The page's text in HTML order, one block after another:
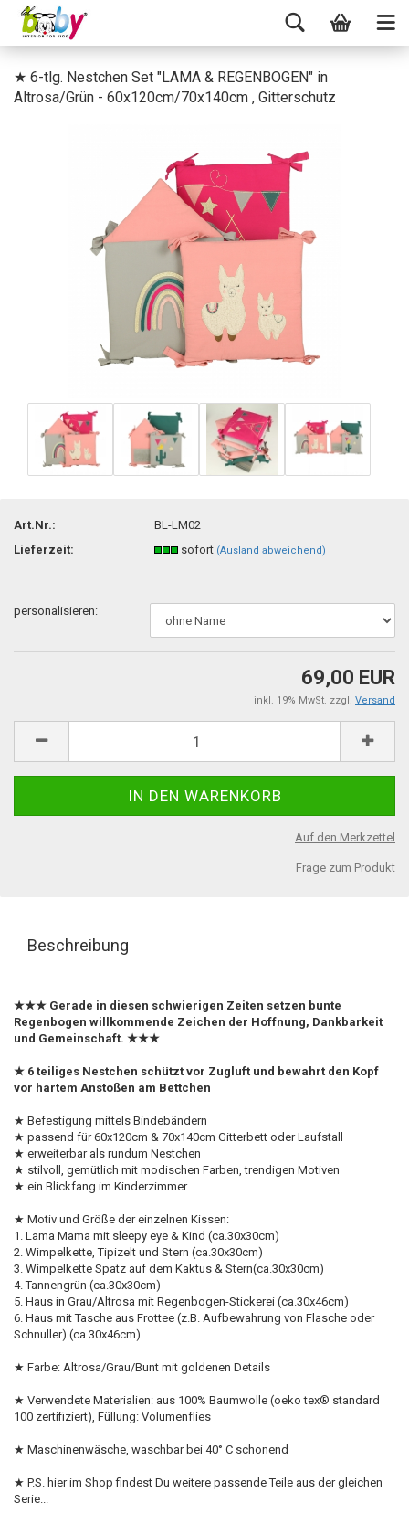
★ 6-tlg. Nestchen Set "LAMA & REGENBOGEN" in
Altrosa/Grün - 60x120cm/70x140cm , Gitterschutz
Art.Nr.:
BL-LM02
Lieferzeit:
sofort (Ausland abweichend)
personalisieren:
69,00 EUR
inkl. 19% MwSt. zzgl. Versand
Auf den Merkzettel
Frage zum Produkt
Beschreibung
★★★ Gerade in diesen schwierigen Zeiten setzen bunte
Regenbogen willkommende Zeichen der Hoffnung, Dankbarkeit
und Gemeinschaft. ★★★
★ 6 teiliges Nestchen schützt vor Zugluft und bewahrt den Kopf
vor hartem Anstoßen am Bettchen
★ Befestigung mittels Bindebändern
★ passend für 60x120cm & 70x140cm Gitterbett oder Laufstall
★ erweiterbar als rundum Nestchen
★ stilvoll, gemütlich mit modischen Farben, trendigen Motiven
★ ein Blickfang im Kinderzimmer
★ Motiv und Größe der einzelnen Kissen:
1. Lama Mama mit sleepy eye & Kind (ca.30x30cm)
2. Wimpelkette, Tipizelt und Stern (ca.30x30cm)
3. Wimpelkette Spatz auf dem Kaktus & Stern(ca.30x30cm)
4. Tannengrün (ca.30x30cm)
5. Haus in Grau/Altrosa mit Regenbogen-Stickerei (ca.30x46cm)
6. Haus mit Tasche aus Frottee (z.B. Aufbewahrung von Flasche oder
Schnuller) (ca.30x46cm)
★ Farbe: Altrosa/Grau/Bunt mit goldenen Details
★ Verwendete Materialien: aus 100% Baumwolle (oeko tex® standard
100 zertifiziert), Füllung: Volumenflies
★ Maschinenwäsche, waschbar bei 40° C schonend
★ P.S. hier im Shop findest Du weitere passende Teile aus der gleichen
Serie...